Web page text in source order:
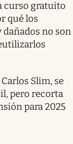
curso gratuito
qué los
no son
Slim, se
pero recorta
para 2025